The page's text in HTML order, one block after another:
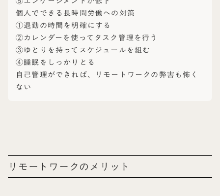
個人でできる長時間労働への対策
①退勤の時間を明確にする
②カレンダーを使ってタスク管理を行う
③ゆとりを持ってスケジュールを組む
④睡眠をしっかりとる
自己管理ができれば、リモートワークの弊害も怖く
ない
リモートワークのメリット